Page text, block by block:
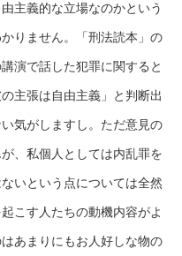
主義的な立場なのかという
りません。「刑法読本」の
演で話した犯罪に関すると
主張は自由主義」と判断出
気がしますし。ただ意見の
、私個人としては内乱罪を
いという点については全然
こす人たちの動機内容がよ
あまりにもお人好しな物の